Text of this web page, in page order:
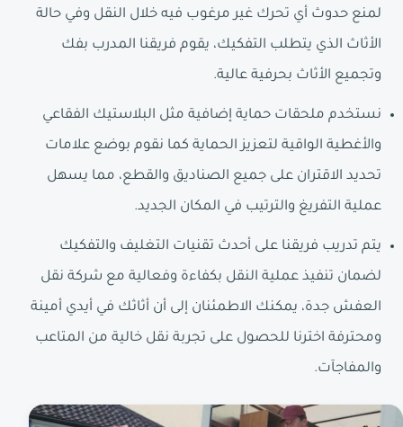
لمنع حدوث أي تحرك غير مرغوب فيه خلال النقل وفي حالة
الأثاث الذي يتطلب التفكيك، يقوم فريقنا المدرب بفك
وتجميع الأثاث بحرفية عالية.
نستخدم ملحقات حماية إضافية مثل البلاستيك الفقاعي
والأغطية الواقية لتعزيز الحماية كما نقوم بوضع علامات
تحديد الاقتران على جميع الصناديق والقطع، مما يسهل
عملية التفريغ والترتيب في المكان الجديد.
يتم تدريب فريقنا على أحدث تقنيات التغليف والتفكيك
لضمان تنفيذ عملية النقل بكفاءة وفعالية مع شركة نقل
العفش جدة، يمكنك الاطمئنان إلى أن أثاثك في أيدي أمينة
ومحترفة اخترنا للحصول على تجربة نقل خالية من المتاعب
والمفاجآت.